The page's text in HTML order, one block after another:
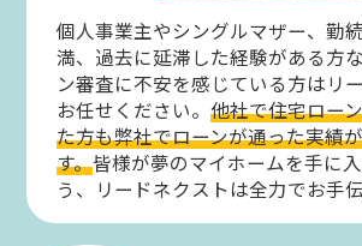
個人事業主やシングルマザー、勤
満、過去に延滞した経験がある方
ン審査に不安を感じている方はリ
お任せください。他社で住宅ロー
た方も弊社でローンが通った実績
す。皆様が夢のマイホームを手に
う、リードネクストは全力でお手伝